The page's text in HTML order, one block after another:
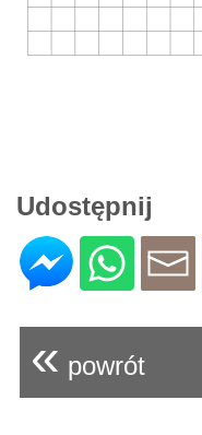
Udostępnij
« powrót